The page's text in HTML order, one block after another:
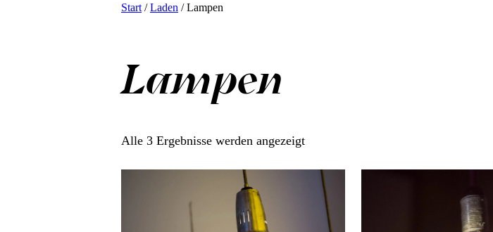
Start /Laden / Lampen
Lampen
Alle 3 Ergebnisse werden angezeigtNach
sortiert